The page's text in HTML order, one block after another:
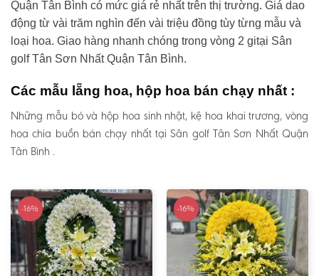
Quận Tân Bình có mức giá rẻ nhất trên thị trường. Giá dao
động từ vài trăm nghìn đến vài triệu đồng tùy từng mẫu và
loại hoa. Giao hàng nhanh chóng trong vòng 2 gitại Sân
golf Tân Sơn Nhất Quận Tân Bình.
Các mẫu lẵng hoa, hộp hoa bán chạy nhất :
Những mẫu bó và hộp hoa sinh nhật, kệ hoa khai trương, vòng
hoa chia buồn bán chạy nhất tại Sân golf Tân Sơn Nhất Quận
Tân Bình .
-16% -16%